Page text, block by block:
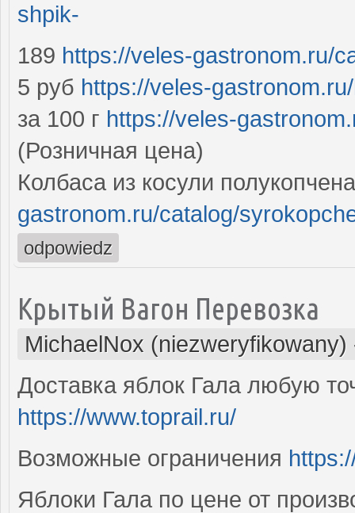
shpik-
189 https://veles-gastronom.ru/
5 руб https://veles-
за 100 г https://veles-
(Розничная цена)
Колбаса из косули
gastronom.ru/catalog/
odpowiedz
Крытый Вагон Перевозка
MichaelNox (niezweryfikowany)
Доставка яблок Гала любую
https://www.toprail.ru/
Возможные ограничения
Яблоки Гала по цене от